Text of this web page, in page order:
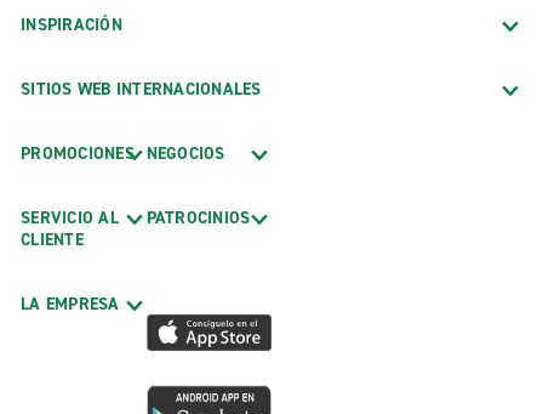
INSPIRACIÓN
SITIOS WEB INTERNACIONALES
PROMOCIONES
SERVICIO AL
CLIENTE
LA EMPRESA
NEGOCIOS
PATROCINIOS